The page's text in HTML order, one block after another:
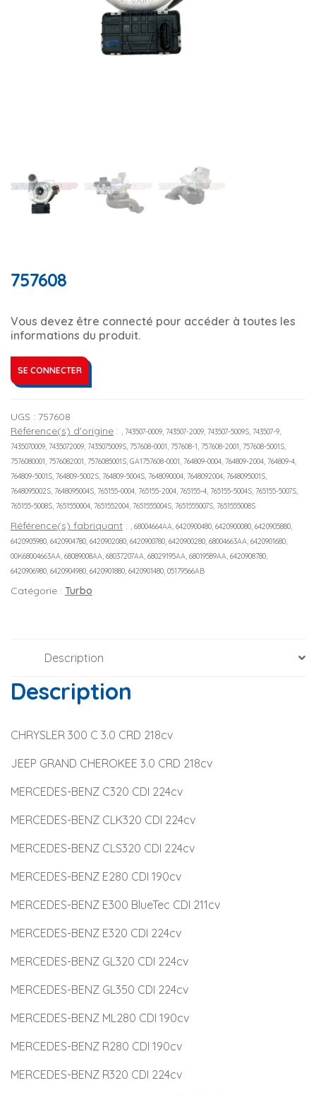
757608
Vous devez être connecté pour accéder à toutes les
informations du produit.
SE CONNECTER
UGS : 757608
Référence(s) d'origine : , 743507-0009, 743507-2009, 743507-5009S, 743507-9,
7435070009, 7435072009, 7435075009S, 757608-0001, 757608-1, 757608-2001, 757608-5001S,
7576080001, 7576082001, 7576085001S, GA1757608-0001, 764809-0004, 764809-2004, 764809-4,
764809-5001S, 764809-5002S, 764809-5004S, 7648090004, 7648092004, 7648095001S,
7648095002S, 7648095004S, 765155-0004, 765155-2004, 765155-4, 765155-5004S, 765155-5007S,
765155-5008S, 7651550004, 7651552004, 7651555004S, 7651555007S, 7651555008S
Référence(s) fabriquant : , 68004664AA, 6420900480, 6420900080, 6420905880,
6420905980, 6420904780, 6420902080, 6420900780, 6420900280, 68004663AA, 6420901680,
00K68004663AA, 68089008AA, 68037207AA, 68029195AA, 68019589AA, 6420908780,
6420906980, 6420904980, 6420901880, 6420901480, 05179566AB
Catégorie : Turbo
Description
Description
CHRYSLER 300 C 3.0 CRD 218cv
JEEP GRAND CHEROKEE 3.0 CRD 218cv
MERCEDES-BENZ C320 CDI 224cv
MERCEDES-BENZ CLK320 CDI 224cv
MERCEDES-BENZ CLS320 CDI 224cv
MERCEDES-BENZ E280 CDI 190cv
MERCEDES-BENZ E300 BlueTec CDI 211cv
MERCEDES-BENZ E320 CDI 224cv
MERCEDES-BENZ GL320 CDI 224cv
MERCEDES-BENZ GL350 CDI 224cv
MERCEDES-BENZ ML280 CDI 190cv
MERCEDES-BENZ R280 CDI 190cv
MERCEDES-BENZ R320 CDI 224cv